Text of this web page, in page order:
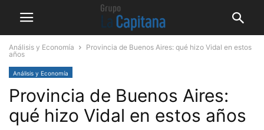
Análisis y Economía
Provincia de Buenos Aires: qué hizo Vidal en estos
años
Análisis y Economía
Provincia de Buenos Aires:
qué hizo Vidal en estos años